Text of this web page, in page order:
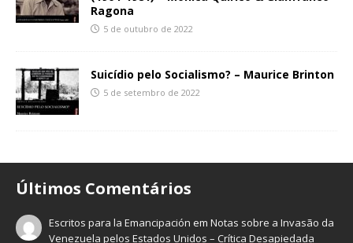
Ragona
5 de outubro de 2022
Suicídio pelo Socialismo? – Maurice Brinton
5 de setembro de 2022
Últimos Comentários
Escritos para la Emancipación emNotas sobre a Invasão da
Venezuela pelos Estados Unidos – Crítica Desapiedada